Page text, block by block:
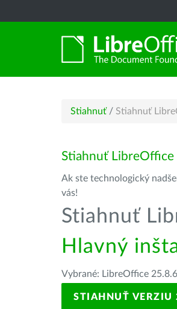
Stiahnuť / Stiahnuť
Stiahnuť LibreOffice
Ak ste technologický
vás!
Stiahnuť
Hlavný
Vybrané: LibreOffice
STIAHNUŤ VERZIU